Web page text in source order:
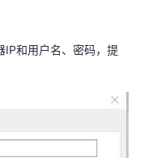
IP和用户名、密码，提